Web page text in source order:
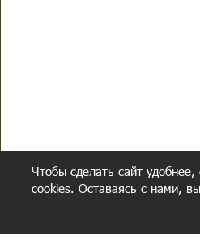
Чтобы сделать сайт
cookies. Оставаясь с нами,